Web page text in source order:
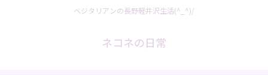
ベジタリアンの長野軽井沢生活(^_^)/
ネコネの日常